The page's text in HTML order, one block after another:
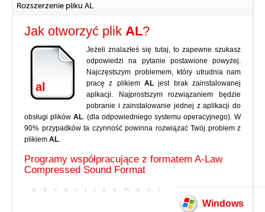
PLIKI DLL
KONWERSJE PLIKÓW
PROGRAMY
Rozszerzenie pliku AL
Jak otworzyć plik AL?
al
Jeżeli znalazłeś się tutaj, to zapewne szukasz
odpowiedzi na pytanie postawione powyżej.
Najczęstszym problemem, który utrudnia nam
pracę z plikiem AL jest brak zainstalowanej
aplkacji. Najprostszym rozwiązaniem będzie
pobranie i zainstalowanie jednej z aplikacji do
obsługi plików AL. (dla odpowiedniego systemu operacyjnego). W
90% przypadków ta czynność powinna rozwiązać Twój problem z
plikiem AL.
Programy współpracujące z formatem A-Law
Compressed Sound Format
Windows